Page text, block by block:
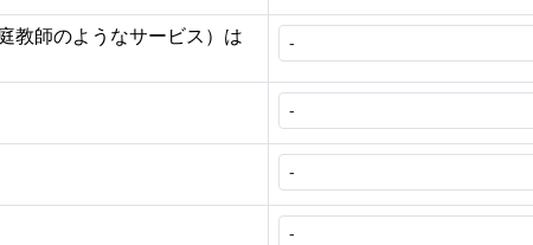
教師のようなサービス）は